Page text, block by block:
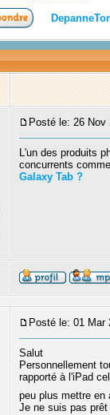
Posté le: 26 Nov
L'un des produits
concurrents
Galaxy Tab ?
Posté le: 01 Mar
Salut
Personnellement
rapporté à l'iPad
peu plus mettre
Je ne suis pas